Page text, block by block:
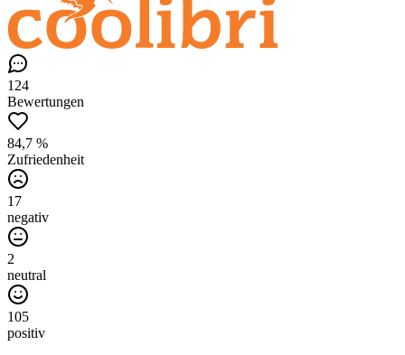
124
Bewertungen
84,7 %
Zufriedenheit
17
negativ
2
neutral
105
positiv